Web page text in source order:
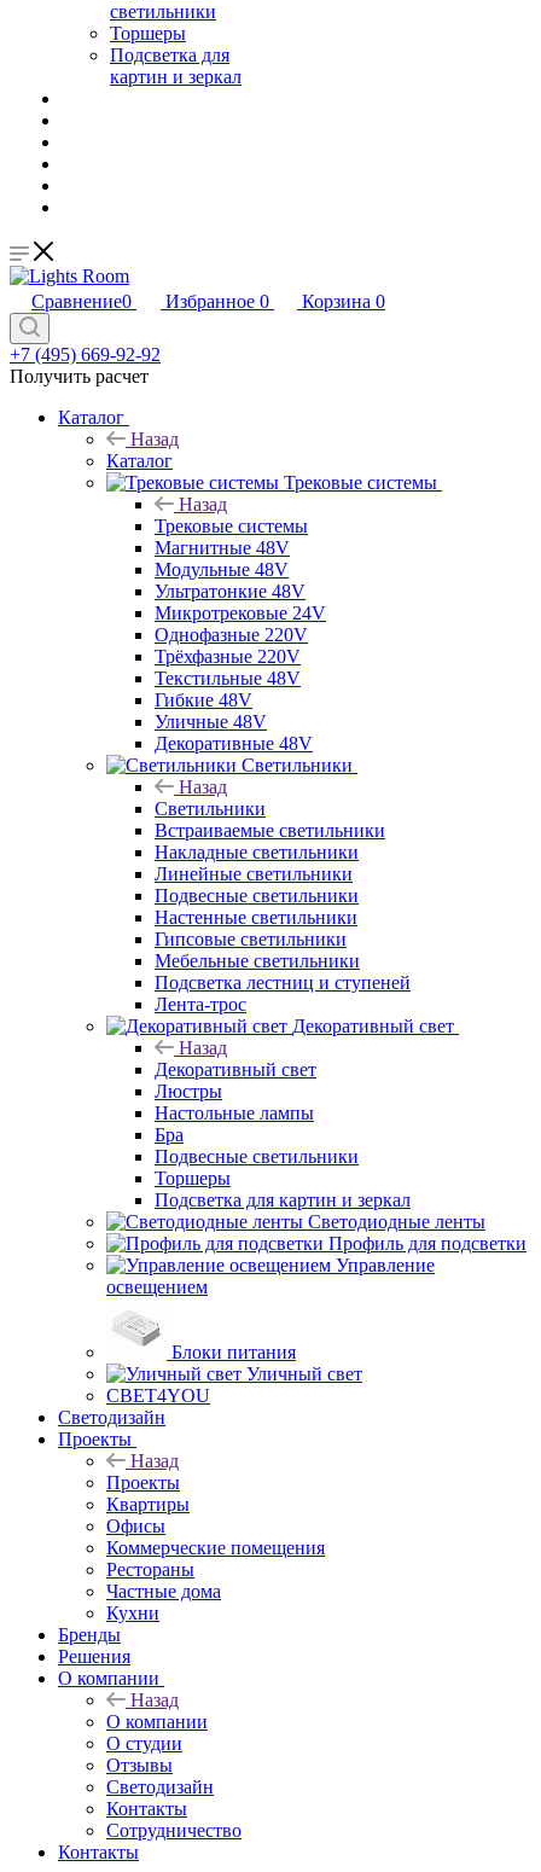
светильники
Торшеры
Подсветка для
картин и зеркал
Сравнение0 Избранное 0 Корзина 0
+7 (495) 669-92-92
Получить расчет
Каталог
Назад
Каталог
Трековые системы
Назад
Трековые системы
Магнитные 48V
Модульные 48V
Ультратонкие 48V
Микротрековые 24V
Однофазные 220V
Трёхфазные 220V
Текстильные 48V
Гибкие 48V
Уличные 48V
Декоративные 48V
Светильники
Назад
Светильники
Встраиваемые светильники
Накладные светильники
Линейные светильники
Подвесные светильники
Настенные светильники
Гипсовые светильники
Мебельные светильники
Подсветка лестниц и ступеней
Лента-трос
Декоративный свет
Назад
Декоративный свет
Люстры
Настольные лампы
Бра
Подвесные светильники
Торшеры
Подсветка для картин и зеркал
Светодиодные ленты
Профиль для подсветки
Управление
освещением
Блоки питания
Уличный свет
СВЕТ4YOU
Светодизайн
Проекты
Назад
Проекты
Квартиры
Офисы
Коммерческие помещения
Рестораны
Частные дома
Кухни
Бренды
Решения
О компании
Назад
О компании
О студии
Отзывы
Светодизайн
Контакты
Сотрудничество
Контакты